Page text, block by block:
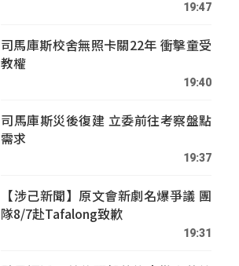
19:47
司馬庫斯校舍無照卡關22年 衝擊童受
教權
19:40
司馬庫斯災後復建 立委前往考察盤點
需求
19:37
【涉己新聞】原文會新劇名爆爭議 團
隊8/7赴Tafalong致歉
19:31